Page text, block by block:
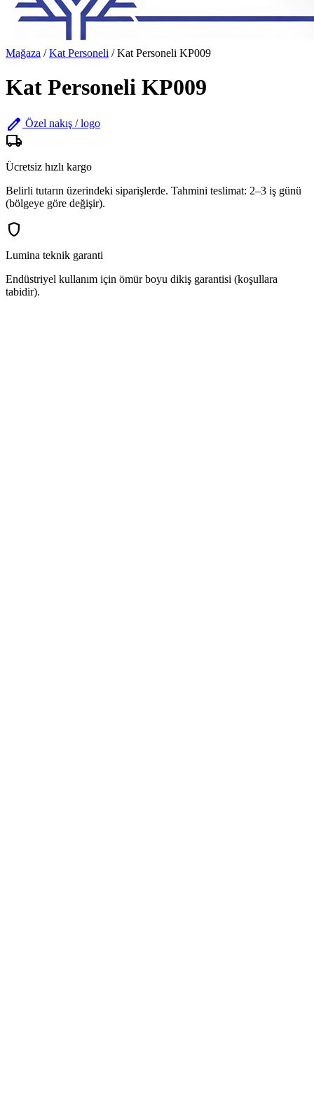
Mağaza / Kat Personeli / Kat Personeli KP009
Kat Personeli KP009
edit Özel nakış / logo
local_shipping
Ücretsiz hızlı kargo
Belirli tutarın üzerindeki siparişlerde. Tahmini teslimat: 2–3 iş günü
(bölgeye göre değişir).
shield
Lumina teknik garanti
Endüstriyel kullanım için ömür boyu dikiş garantisi (koşullara
tabidir).